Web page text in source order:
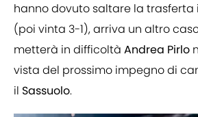
hanno dovuto saltare la trasferta
(poi vinta 3-1), arriva un altro
metterà in difficoltà Andrea Pirlo
vista del prossimo impegno di
il Sassuolo.